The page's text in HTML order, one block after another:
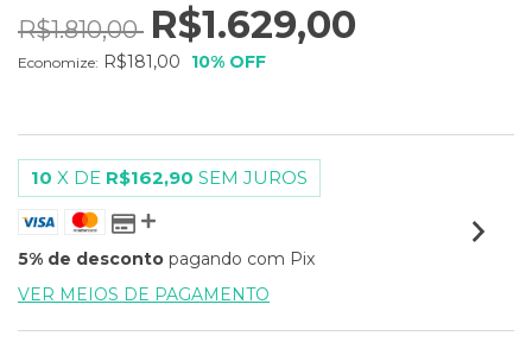
R$1.810,00 R$1.629,00
Economize: R$181,00 10% OFF
10 X DE R$162,90 SEM JUROS
5% de desconto pagando com Pix
VER MEIOS DE PAGAMENTO